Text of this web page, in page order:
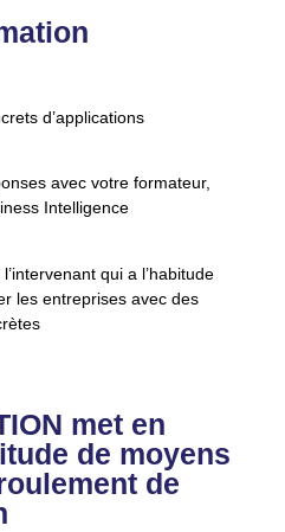
d’applications
avec votre formateur,
Intelligence
l’intervenant qui a l’habitude
les entreprises avec des
met en
de moyens
de